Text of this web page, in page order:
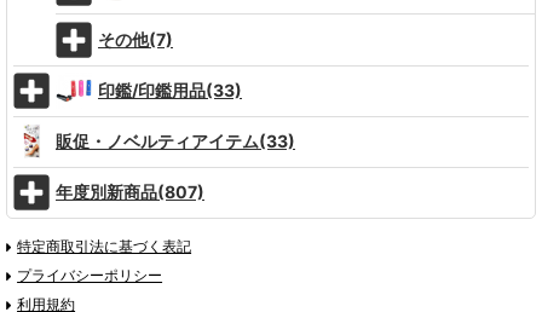
その他(7)
印鑑/印鑑用品(33)
販促・ノベルティアイテム(33)
年度別新商品(807)
特定商取引法に基づく表記
プライバシーポリシー
利用規約